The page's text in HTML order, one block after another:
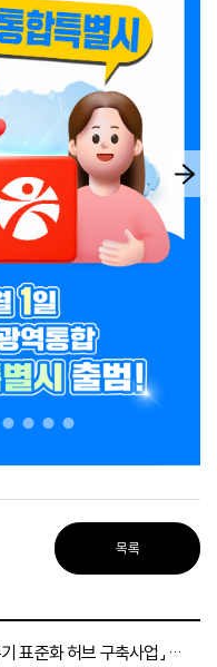
목록
[계약] 「천연물 소재 전주기 표준화 허브 구축사업」 전자동고속회전농축 구매 입찰 공고(~7.22.)